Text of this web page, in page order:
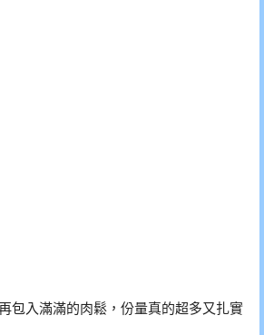
包入滿滿的肉鬆，份量真的超多又扎實